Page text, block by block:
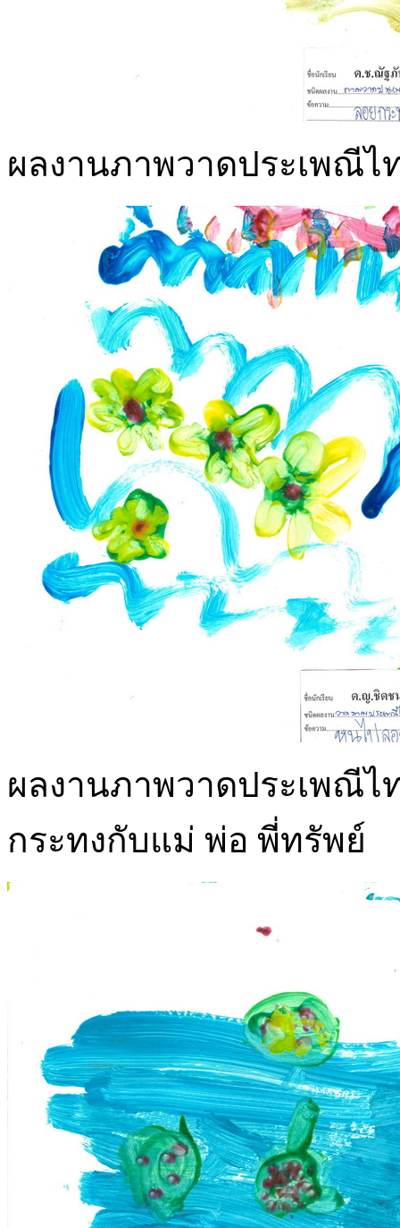
ผลงานภาพวาดประเพณีไ
ผลงานภาพวาดประเพณีไ
กระทงกับแม่ พ่อ พี่ทรัพย์